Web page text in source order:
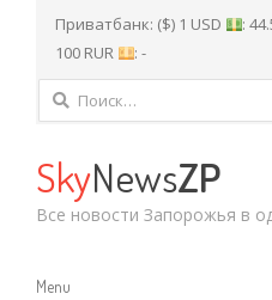
Приватбанк: ($) 1 USD :
100 RUR
: -
Найти:
SkyNewsZP
Все новости Запорожья в
Menu
Menu